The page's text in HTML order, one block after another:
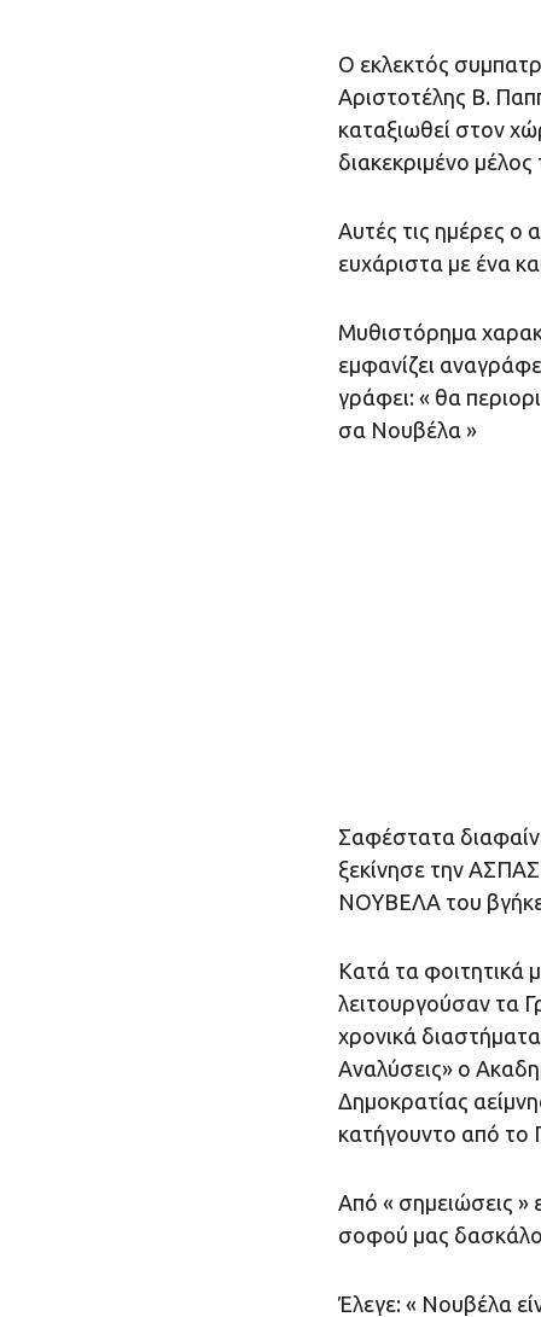
Ο εκλεκτός
Αριστοτέλης Β.
καταξιωθεί στον
διακεκριμένο
Αυτές τις ημέρες
ευχάριστα με ένα
Μυθιστόρημα
εμφανίζει
γράφει: « θα
σα Νουβέλα »
Σαφέστατα
ξεκίνησε την
ΝΟΥΒΕΛΑ του
Κατά τα φοιτητικά
λειτουργούσαν τα
χρονικά διαστήματα
Αναλύσεις» ο
Δημοκρατίας
κατήγουντο από το
Από « σημειώσεις »
σοφού μας
Έλεγε: « Νουβέλα